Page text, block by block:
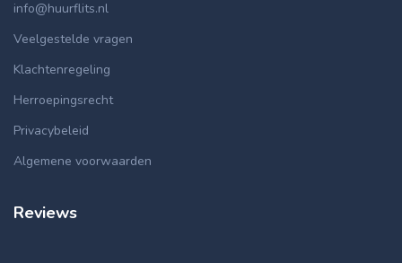
info@huurflits.nl
Veelgestelde vragen
Klachtenregeling
Herroepingsrecht
Privacybeleid
Algemene voorwaarden
Reviews